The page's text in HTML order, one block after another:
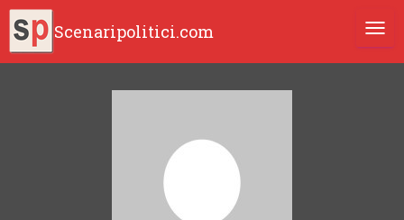
Scenaripolitici.com